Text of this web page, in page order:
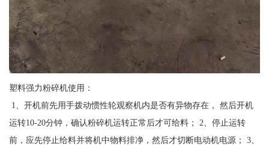
塑料强力粉碎机使用：
1、开机前先用手拨动惯性轮观察机内是否有异物存在， 然后开机
运转10-20分钟，确认粉碎机运转正常后才可给料； 2、停止运转
前，应先停止给料并将机中物料排净，然后才切断电动机电源； 3、